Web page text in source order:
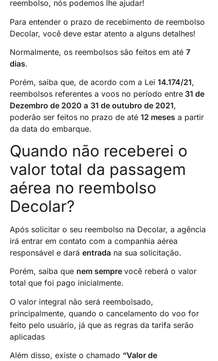
reembolso, nós podemos lhe ajudar!
Para entender o prazo de recebimento de reembolso
Decolar, você deve estar atento a alguns detalhes!
Normalmente, os reembolsos são feitos em até 7
dias.
Porém, saiba que, de acordo com a Lei 14.174/21,
reembolsos referentes a voos no período entre 31 de
Dezembro de 2020 a 31 de outubro de 2021,
poderão ser feitos no prazo de até 12 meses a partir
da data do embarque.
Quando não receberei o
valor total da passagem
aérea no reembolso
Decolar?
Após solicitar o seu reembolso na Decolar, a agência
irá entrar em contato com a companhia aérea
responsável e dará entrada na sua solicitação.
Porém, saiba que nem sempre você reberá o valor
total que foi pago inicialmente.
O valor integral não será reembolsado,
principalmente, quando o cancelamento do voo for
feito pelo usuário, já que as regras da tarifa serão
aplicadas
Além disso, existe o chamado “Valor de